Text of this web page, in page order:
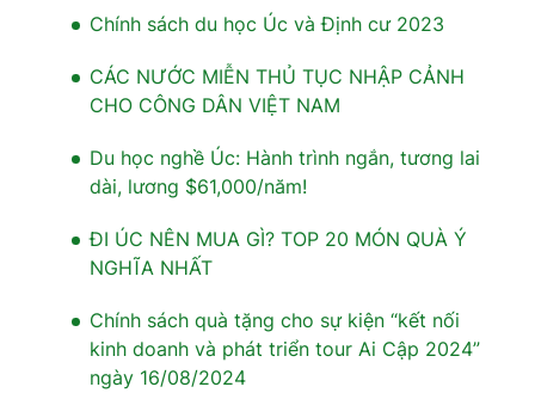
Chính sách du học Úc và Định cư 2023
CÁC NƯỚC MIỄN THỦ TỤC NHẬP CẢNH
CHO CÔNG DÂN VIỆT NAM
Du học nghề Úc: Hành trình ngắn, tương lai
dài, lương $61,000/năm!
ĐI ÚC NÊN MUA GÌ? TOP 20 MÓN QUÀ Ý
NGHĨA NHẤT
Chính sách quà tặng cho sự kiện “kết nối
kinh doanh và phát triển tour Ai Cập 2024”
ngày 16/08/2024